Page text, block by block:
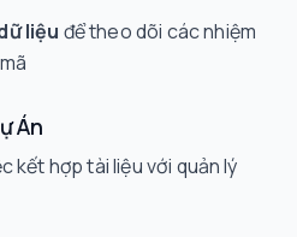
liệu để theo dõi các nhiệm
Án
kết hợp tài liệu với quản lý